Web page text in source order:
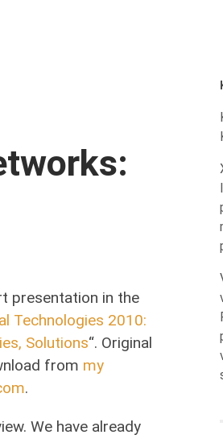
presentation in the
Technologies 2010:
Solutions“. Original
from my
.
We have already